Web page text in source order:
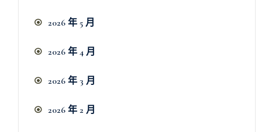
2026 年 5 月
2026 年 4 月
2026 年 3 月
2026 年 2 月